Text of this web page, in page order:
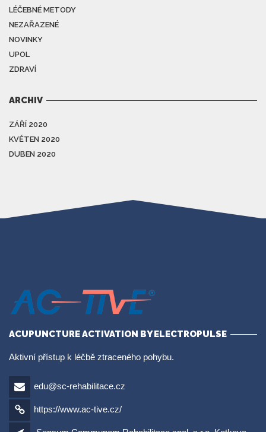
LÉČEBNÉ METODY
NEZAŘAZENÉ
NOVINKY
UPOL
ZDRAVÍ
ARCHIV
ZÁŘÍ 2020
KVĚTEN 2020
DUBEN 2020
ACUPUNCTURE ACTIVATION BY ELECTROPULSE
Aktivní přístup k léčbě ztraceného pohybu.
edu@sc-rehabilitace.cz
https://www.ac-tive.cz/